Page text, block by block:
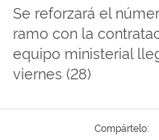
Se reforzará el
ramo con la
equipo ministerial
viernes (28)
Compártelo: